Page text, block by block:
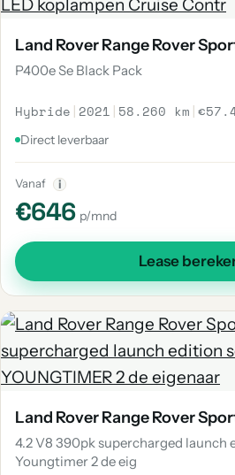
Land Rover Range Rover
P400e Se Black Pack
Hybride | 2021 | 58.260 km |
Direct leverbaar
Vanaf i
€646 p/mnd
Lease
Land Rover Range Rover
4.2 V8 390pk supercharged launch
Youngtimer 2 de eig